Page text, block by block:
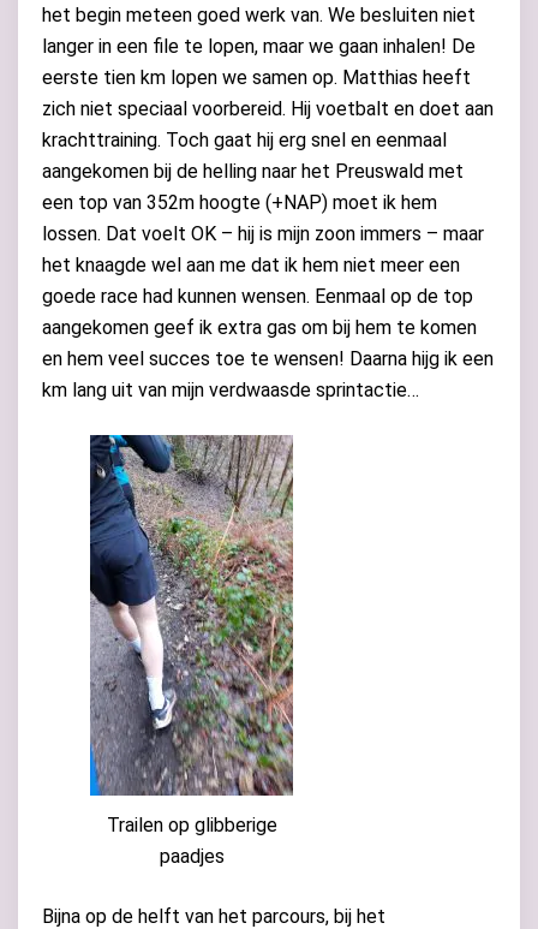
het begin meteen goed werk van. We besluiten niet
langer in een file te lopen, maar we gaan inhalen! De
eerste tien km lopen we samen op. Matthias heeft
zich niet speciaal voorbereid. Hij voetbalt en doet aan
krachttraining. Toch gaat hij erg snel en eenmaal
aangekomen bij de helling naar het Preuswald met
een top van 352m hoogte (+NAP) moet ik hem
lossen. Dat voelt OK – hij is mijn zoon immers – maar
het knaagde wel aan me dat ik hem niet meer een
goede race had kunnen wensen. Eenmaal op de top
aangekomen geef ik extra gas om bij hem te komen
en hem veel succes toe te wensen! Daarna hijg ik een
km lang uit van mijn verdwaasde sprintactie…
Trailen op glibberige
paadjes
Bijna op de helft van het parcours, bij het